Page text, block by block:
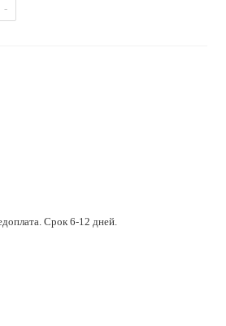
-
Срок 6-12 дней.